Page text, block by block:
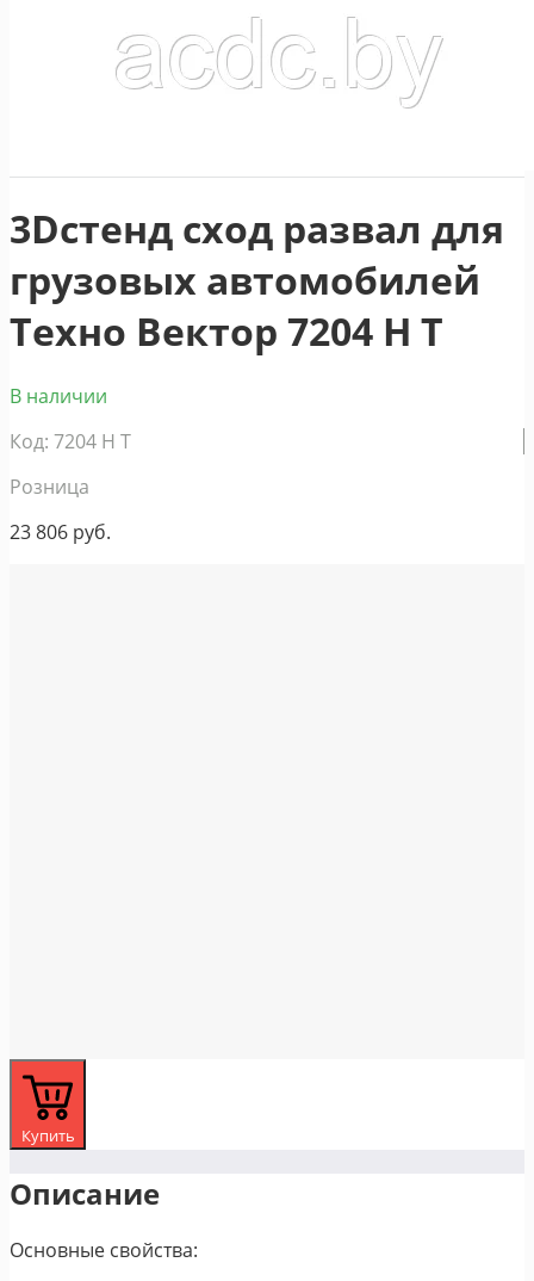
3Dстенд сход развал для
грузовых автомобилей
Техно Вектор 7204 H T
В наличии
Код: 7204 H T
Розница
23 806 руб.
Купить
Описание
Основные свойства: